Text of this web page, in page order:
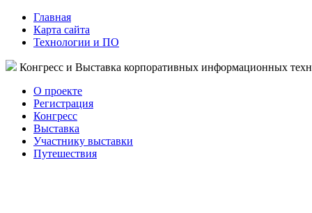
Главная
Карта сайта
Технологии и ПО
Конгресс и Выставка корпоративных информационных
О проекте
Регистрация
Конгресс
Выставка
Участнику выставки
Путешествия